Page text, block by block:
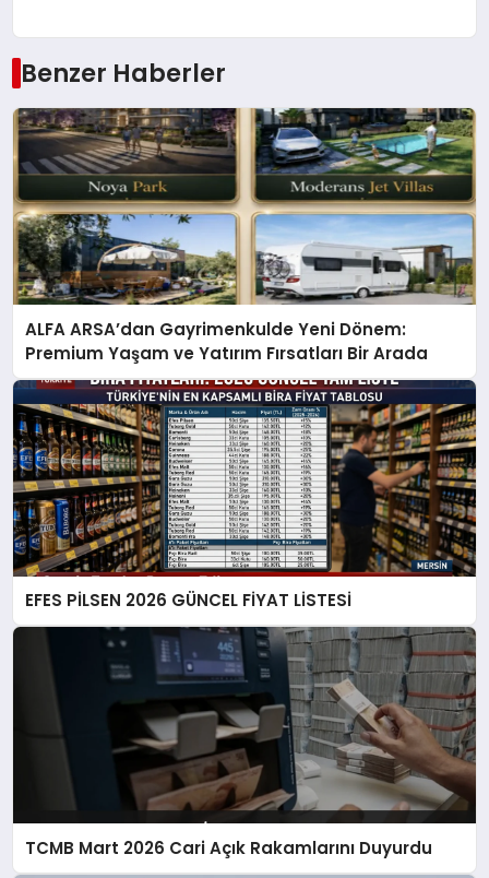
Benzer Haberler
ALFA ARSA’dan Gayrimenkulde Yeni Dönem:
Premium Yaşam ve Yatırım Fırsatları Bir Arada
EFES PİLSEN 2026 GÜNCEL FİYAT LİSTESİ
TCMB Mart 2026 Cari Açık Rakamlarını Duyurdu